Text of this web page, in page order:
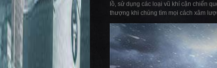
lồ, sử dụng các loại vũ khí cận chiến
thượng khi chúng tìm mọi cách xâm